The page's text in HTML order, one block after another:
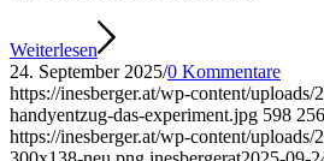
Weiterlesen
24. September 2025/0 Kommentare
https://inesberger.at/wp-content/
handyentzug-das-experiment.jpg 598
https://inesberger.at/wp-content/uploads/